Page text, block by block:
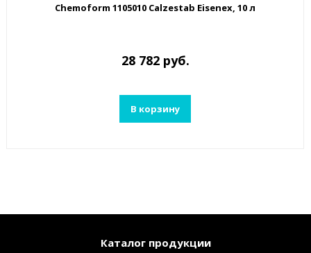
Chemoform 1105010 Calzestab Eisenex, 10 л
28 782 руб.
В корзину
Каталог продукции